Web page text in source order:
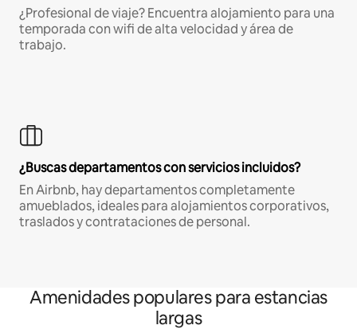
¿Profesional de viaje? Encuentra alojamiento para una
temporada con wifi de alta velocidad y área de
trabajo.
¿Buscas departamentos con servicios incluidos?
En Airbnb, hay departamentos completamente
amueblados, ideales para alojamientos corporativos,
traslados y contrataciones de personal.
Amenidades populares para estancias
largas